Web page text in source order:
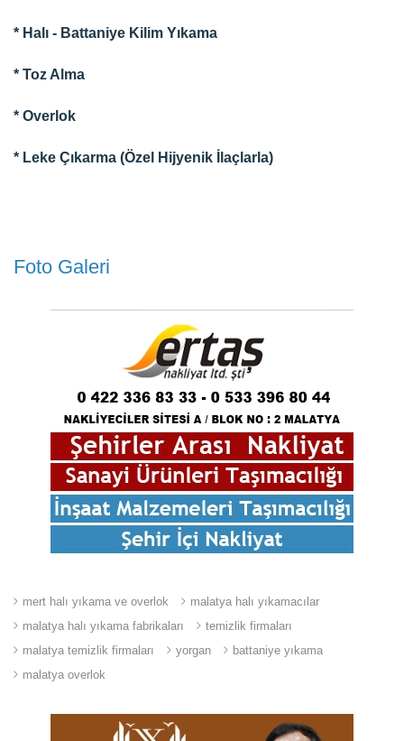
* Halı - Battaniye Kilim Yıkama
* Toz Alma
* Overlok
* Leke Çıkarma (Özel Hijyenik İlaçlarla)
Foto Galeri
mert halı yıkama ve overlok
malatya halı yıkamacılar
malatya halı yıkama fabrikaları
temizlik firmaları
malatya temizlik firmaları
yorgan
battaniye yıkama
malatya overlok